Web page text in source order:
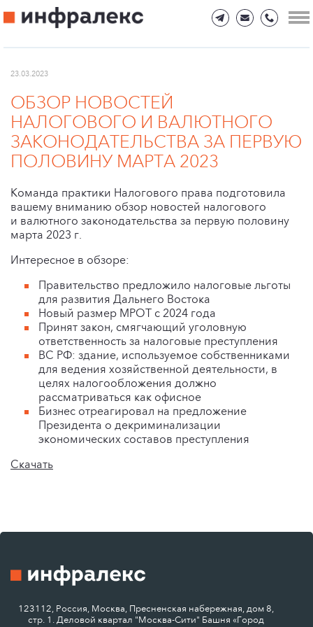
23.03.2023
ОБЗОР НОВОСТЕЙ
НАЛОГОВОГО И ВАЛЮТНОГО
ЗАКОНОДАТЕЛЬСТВА ЗА ПЕРВУЮ
ПОЛОВИНУ МАРТА 2023
Команда практики Налогового права подготовила
вашему вниманию обзор новостей налогового
и валютного законодательства за первую половину
марта 2023 г.
Интересное в обзоре:
Правительство предложило налоговые льготы
для развития Дальнего Востока
Новый размер МРОТ с 2024 года
Принят закон, смягчающий уголовную
ответственность за налоговые преступления
ВС РФ: здание, используемое собственниками
для ведения хозяйственной деятельности, в
целях налогообложения должно
рассматриваться как офисное
Бизнес отреагировал на предложение
Президента о декриминализации
экономических составов преступления
Скачать
123112, Россия, Москва, Пресненская набережная, дом 8,
стр. 1. Деловой квартал "Москва-Сити" Башня «Город